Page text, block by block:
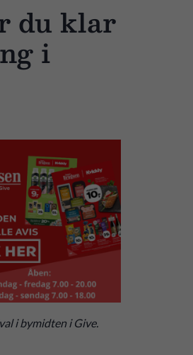
du klar
i
i bymidten i Give.